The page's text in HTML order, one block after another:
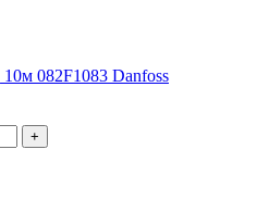
082F1083 Danfoss
+